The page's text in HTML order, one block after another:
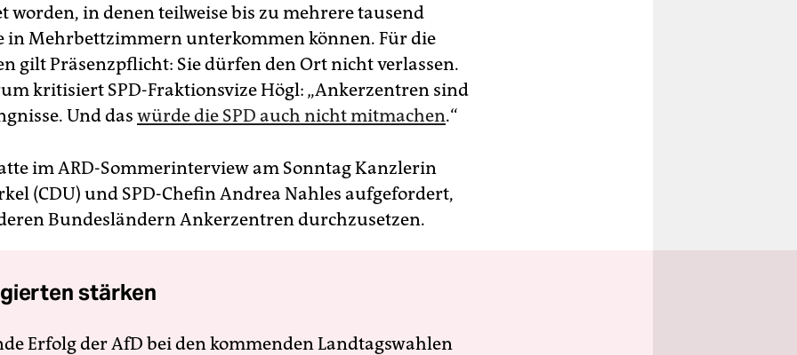
worden, in denen teilweise bis zu mehrere tausend
in Mehrbettzimmern unterkommen können. Für die
gilt Präsenzpflicht: Sie dürfen den Ort nicht verlassen.
kritisiert SPD-Fraktionsvize Högl: „Ankerzentren sind
Und das würde die SPD auch nicht mitmachen.“
im ARD-Sommerinterview am Sonntag Kanzlerin
(CDU) und SPD-Chefin Andrea Nahles aufgefordert,
Bundesländern Ankerzentren durchzusetzen.
stärken
Erfolg der AfD bei den kommenden Landtagswahlen